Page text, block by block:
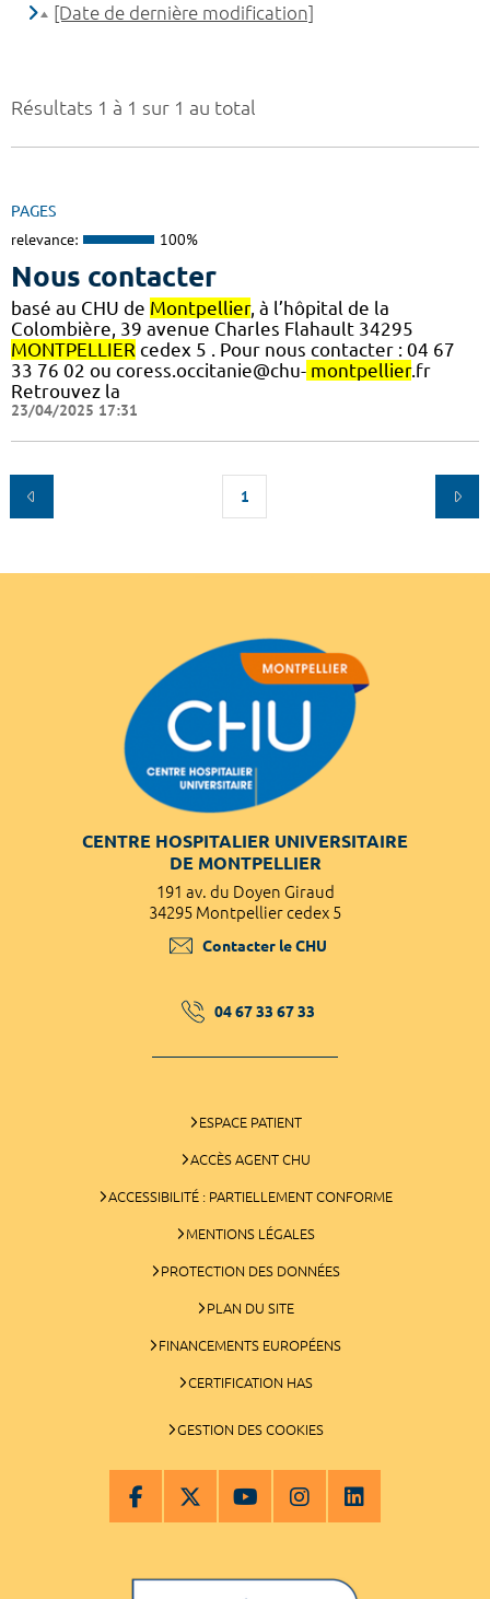
Résultats 1 à 1 sur 1 au total
PAGES
relevance: 100%
Nous contacter
basé au CHU de Montpellier, à l’hôpital de la
Colombière, 39 avenue Charles Flahault 34295
MONTPELLIER cedex 5 . Pour nous contacter : 04 67
33 76 02 ou coress.occitanie@chu- montpellier.fr
Retrouvez la
23/04/2025 17:31
1
[Date de dernière modification]
CENTRE HOSPITALIER UNIVERSITAIRE
DE MONTPELLIER
191 av. du Doyen Giraud
34295 Montpellier cedex 5
Contacter le CHU
04 67 33 67 33
ESPACE PATIENT
ACCÈS AGENT CHU
ACCESSIBILITÉ : PARTIELLEMENT CONFORME
MENTIONS LÉGALES
PROTECTION DES DONNÉES
PLAN DU SITE
FINANCEMENTS EUROPÉENS
CERTIFICATION HAS
GESTION DES COOKIES